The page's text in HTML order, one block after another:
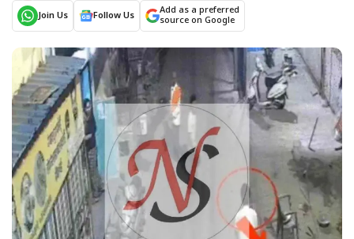
Join Us
Follow Us
Add as a preferred
source on Google